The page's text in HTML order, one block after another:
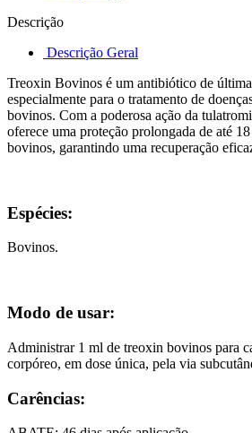
Descrição
Descrição Geral
Treoxin Bovinos é um antibiótico de
especialmente para o tratamento de
bovinos. Com a poderosa ação da
oferece uma proteção prolongada de até
bovinos, garantindo uma recuperação
Espécies:
Bovinos.
Modo de usar:
Administrar 1 ml de treoxin bovinos para
corpóreo, em dose única, pela via
Carências: